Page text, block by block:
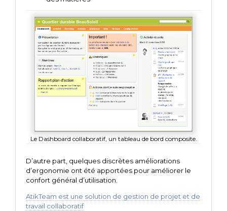
Le Dashboard collaboratif, un tableau de bord composite.
D’autre part, quelques discrètes améliorations
d’ergonomie ont été apportées pour améliorer le
confort général d’utilisation.
AtikTeam est une solution de gestion de projet et de
travail collaboratif